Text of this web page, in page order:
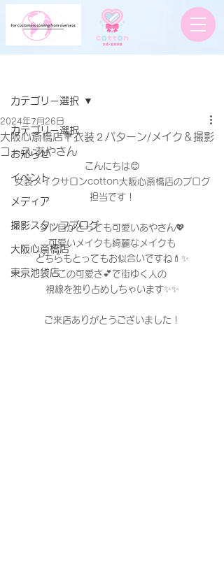
カテゴリー選択
お知らせ
イベント
メディア
撮影スタッフブログ
大阪心斎橋店
東京池袋店
カテゴリー選択
大阪心斎橋店💐衣装２パターン/メイク＆撮影
コース あやさん
2024年7月26日
こんにちは😊
女装メイクサロンcotton大阪心斎橋店のブログ
担当です！
タレ目がとっても可愛いあやさん💖
可愛いメイクも綺麗なメイクも
どちらもとってもお似合いですね💄✨
この可愛さ💕で街ゆく人の
視線を独り占めしちゃいます✨✨
ご来店ありがとうございました！